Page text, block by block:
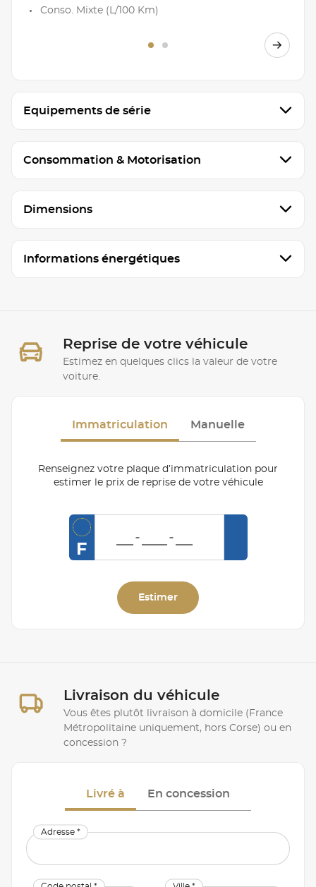
Conso. Mixte (L/100 Km)
Equipements de série
Consommation & Motorisation
Dimensions
Informations énergétiques
Reprise de votre véhicule
Estimez en quelques clics la valeur de votre
voiture.
Immatriculation Manuelle
Renseignez votre plaque d’immatriculation pour
estimer le prix de reprise de votre véhicule
F
Estimer
Livraison du véhicule
Vous êtes plutôt livraison à domicile (France
Métropolitaine uniquement, hors Corse) ou en
concession ?
Livré à En concession
Adresse *